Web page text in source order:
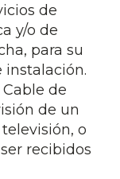
de
y/o de
para su
instalación.
de
de un
o
recibidos